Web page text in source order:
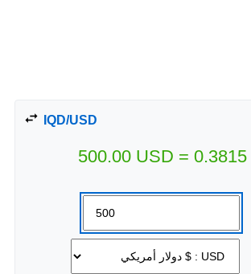
IQD/USD
500.00 USD = 0.3815